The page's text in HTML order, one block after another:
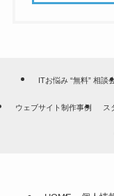
ITお悩み “無料” 相談
ウェブサイト制作事例 ス